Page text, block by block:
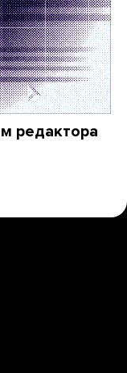
редактора